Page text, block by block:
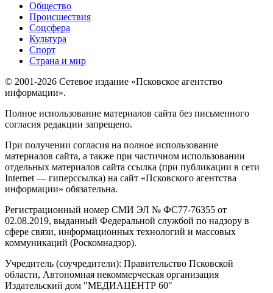
Общество
Происшествия
Соцсфера
Культура
Спорт
Страна и мир
© 2001-2026 Сетевое издание «Псковское агентство
информации».
Полное использование материалов сайта без письменного
согласия редакции запрещено.
При получении согласия на полное использование
материалов сайта, а также при частичном использовании
отдельных материалов сайта ссылка (при публикации в сети
Internet — гиперссылка) на сайт «Псковского агентства
информации» обязательна.
Регистрационный номер СМИ ЭЛ № ФС77-76355 от
02.08.2019, выданный Федеральной службой по надзору в
сфере связи, информационных технологий и массовых
коммуникаций (Роскомнадзор).
Учредитель (соучредители): Правительство Псковской
области, Автономная некоммерческая организация
Издательский дом "МЕДИАЦЕНТР 60"